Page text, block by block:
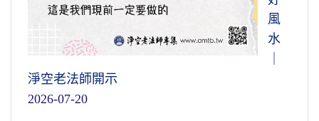
風
水
淨空老法師開示
2026-07-20